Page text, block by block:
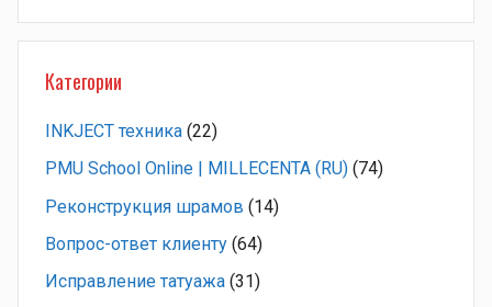
Категории
INKJECT техника (22)
PMU School Online | MILLECENTA (RU) (74)
Pеконструкция шрамов (14)
Вопрос-ответ клиенту (64)
Исправление татуажа (31)